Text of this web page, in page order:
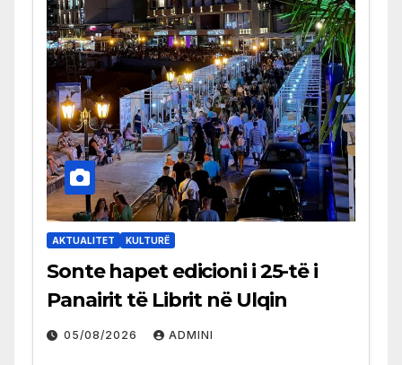
AKTUALITET KULTURË
Sonte hapet edicioni i 25-të i
Panairit të Librit në Ulqin
05/08/2026 ADMINI